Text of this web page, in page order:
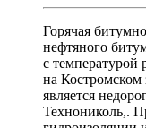
Горячая
нефтяного
с температурой
на Костромском
является
Технониколь,.